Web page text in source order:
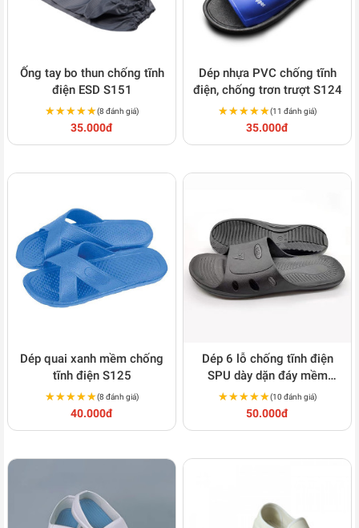
Ống tay bo thun chống tĩnh
điện ESD S151
★★★★★
★★★★★(8 đánh giá)
35.000đ
Dép nhựa PVC chống tĩnh
điện, chống trơn trượt S124
★★★★★
★★★★★(11 đánh giá)
35.000đ
Dép quai xanh mềm chống
tĩnh điện S125
★★★★★
★★★★★(8 đánh giá)
40.000đ
Dép 6 lỗ chống tĩnh điện
SPU dày dặn đáy mềm
thoáng khí S126
★★★★★
★★★★★(10 đánh giá)
50.000đ